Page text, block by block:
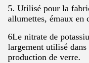
5. Utilisé pour la
allumettes, émaux en
6Le nitrate de
largement utilisé dans
production de verre.